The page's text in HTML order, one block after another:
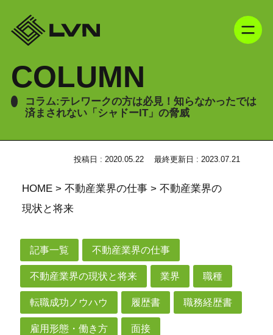
COLUMN
コラム:テレワークの方は必見！知らなかったでは
済まされない「シャドーIT」の脅威
投稿日 : 2020.05.22 最終更新日 : 2023.07.21
HOME> 不動産業界の仕事> 不動産業界の
現状と将来
記事一覧 不動産業界の仕事
不動産業界の現状と将来 業界 職種
転職成功ノウハウ 履歴書 職務経歴書
雇用形態・働き方 面接